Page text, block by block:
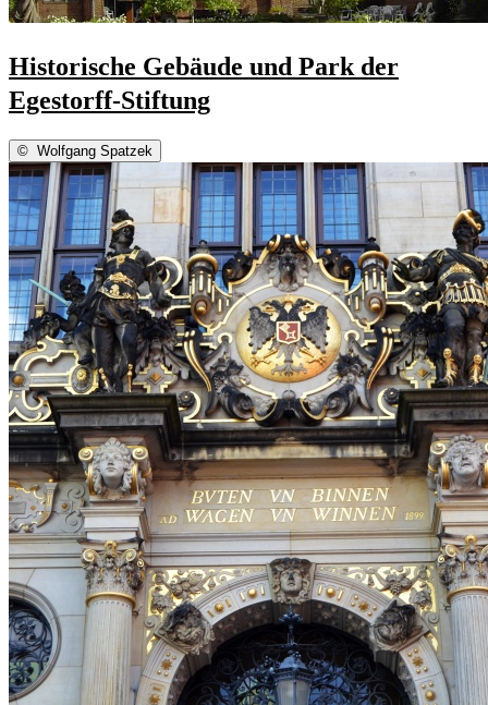
Historische Gebäude und Park der
Egestorff-Stiftung
© Wolfgang Spatzek